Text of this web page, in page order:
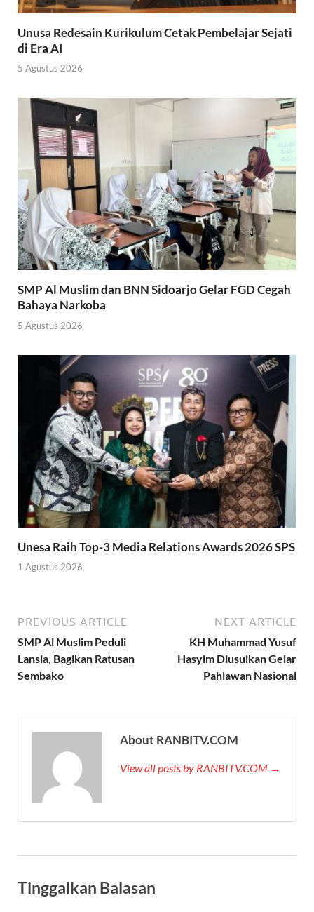
Unusa Redesain Kurikulum Cetak Pembelajar Sejati
di Era AI
5 Agustus 2026
SMP Al Muslim dan BNN Sidoarjo Gelar FGD Cegah
Bahaya Narkoba
5 Agustus 2026
Unesa Raih Top-3 Media Relations Awards 2026 SPS
1 Agustus 2026
PREVIOUS ARTICLE
SMP Al Muslim Peduli
Lansia, Bagikan Ratusan
Sembako
NEXT ARTICLE
KH Muhammad Yusuf
Hasyim Diusulkan Gelar
Pahlawan Nasional
About RANBITV.COM
View all posts by RANBITV.COM →
Tinggalkan Balasan